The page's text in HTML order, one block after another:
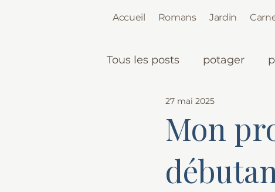
Accueil Romans Jardin
Tous les posts potager
Mon
27 mai 2025